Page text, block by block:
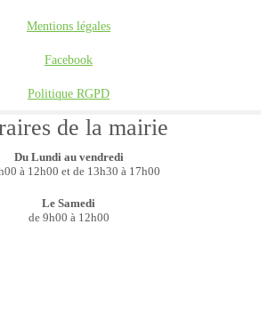
Mentions légales
Facebook
Politique RGPD
de la mairie
Du Lundi au vendredi
à 12h00 et de 13h30 à 17h00
Le Samedi
de 9h00 à 12h00